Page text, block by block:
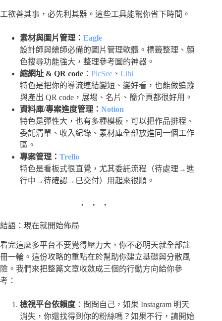
工欲善其事，必先利其器。這些工具能幫你省下時間。
素材與圖片管理： Eagle
設計師與繪師必備的圖片管理軟體。標籤整理、顏
色搜尋功能強大，整理參考圖的神器。
縮網址 & QR code ： PicSee 、 Lihi
特色是把你的導流連結變短、變好看，也能做追蹤
與產出 QR code，展場、名片、簡介頁都很好用。
資料庫/專案進度管理： Notion
特色是彈性大，也有多種模板，可以把作品排程、
委託清單、收入紀錄、素材庫全部放進同一個工作
區。
專案管理： Trello
特色是看板式很直覺，尤其委託流程（待處理→進
行中→待確認→已交付）用起來很順。
結語：現在就開始佈局
看完這麼多平台不要覺得壓力大，你不必明天就全部註
冊一輪。這份攻略的重點在於幫助你建立基礎與分散風
險。我們來把整篇文章收斂成三個的行動方向給你參
考：
檢視平台依賴度 ：問問自己，如果 Instagram 明天
消失，你還找得到你的粉絲嗎？如果不行，請開始